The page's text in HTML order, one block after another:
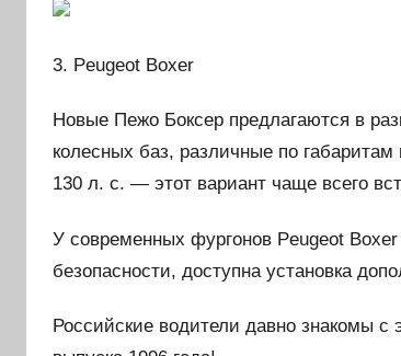
3. Peugeot Boxer
Новые Пежо Боксер предлагаются в
колесных баз, различные по
130 л. с. — этот вариант чаще всего
У современных фургонов Peugeot
безопасности, доступна установка
Российские водители давно знакомы